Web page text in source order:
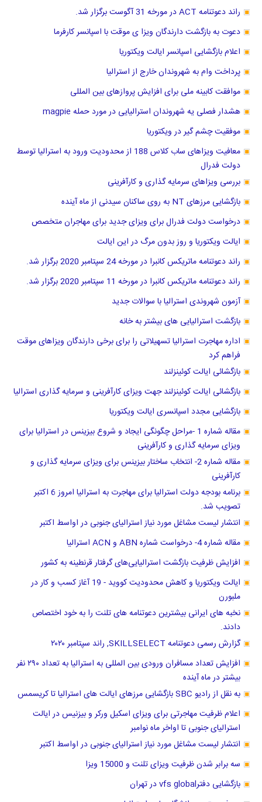
راند دعوتنامه ACT در مورخه 31 آگوست برگزار شد.
دعوت به بازگشت دارندگان ویزا ی موقت با اسپانسر کارفرما
اعلام بازگشایی اسپانسر ایالت ویکتوریا
پرداخت وام به شهروندان خارج از استرالیا
موافقت کابینه ملی برای افزایش پروازهای بین المللی
هشدار فصلی یه شهروندان استرالیایی در مورد حمله magpie
موفقیت چشم گیر در ویکتوریا
معافیت ویزاهای ساب کلاس 188 از محدودیت ورود به استرالیا توسط
دولت فدرال
بررسی ویزاهای سرمایه گذاری و کارآفرینی
بازگشایی مرزهای NT به روی ساکنان سیدنی از ماه آینده
درخواست دولت فدرال برای ویزای جدید برای مهاجران متخصص
ایالت ویکتوریا و روز بدون مرگ در این ایالت
راند دعوتنامه ماتریکس کانبرا در مورخه 24 سپتامبر 2020 برگزار شد.
راند دعوتنامه ماتریکس کانبرا در مورخه 11 سپتامبر 2020 برگزار شد.
آزمون شهروندی استرالیا با سوالات جدید
بازگشت استرالیایی های بیشتر به خانه
اداره مهاجرت استرالیا تسهیلاتی را برای برخی دارندگان ویزاهای موقت
فراهم کرد
بازگشائی ایالت کوئینزلند
بازگشائی ایالت کوئینزلند جهت ویزای کارآفرینی و سرمایه گذاری استرالیا
بازگشایی مجدد اسپانسری ایالت ویکتوریا
مقاله شماره 1 -مراحل چگونگی ایجاد و شروع بیزینس در استرالیا برای
ویزای سرمایه گذاری و کارآفرینی
مقاله شماره 2- انتخاب ساختار بیزینس برای ویزای سرمایه گذاری و
کارآفرینی
برنامه بودجه دولت استرالیا برای مهاجرت به استرالیا امروز 6 اکتبر
تصویب شد.
انتشار لیست مشاغل مورد نیاز استرالیای جنوبی در اواسط اکتبر
مقاله شماره 4- درخواست شماره ABN و ACN استرالیا
افزایش ظرفیت بازگشت استرالیایی‌های گرفتار قرنطینه به کشور
ایالت ویکتوریا و کاهش محدودیت کووید - 19 آغاز کسب و کار در
ملبورن
نخبه های ایرانی بیشترین دعوتنامه های تلنت را به خود اختصاص
دادند.
گزارش رسمی دعوتنامه SKILLSELECT, راند سپتامبر ۲۰۲۰
افزایش تعداد مسافران ورودی بین المللی به استرالیا به تعداد ۲۹۰ نفر
بیشتر در ماه آینده
به نقل از رادیو SBC بازگشایی مرزهای ایالت های استرالیا تا کریسمس
اعلام ظرفیت مهاجرتی برای ویزای اسکیل ورکر و بیزنیس در ایالت
استرالیای جنوبی تا اواخر ماه نوامبر
انتشار لیست مشاغل مورد نیاز استرالیای جنوبی در اواسط اکتبر
سه برابر شدن ظرفیت ویزای تلنت و 15000 ویزا
بازگشایی دفترvfs global در تهران